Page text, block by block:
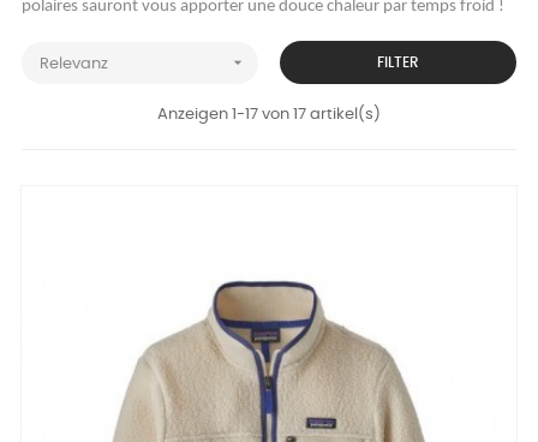
polaires sauront vous apporter une douce chaleur par temps froid !
Relevanz  FILTER
Anzeigen 1-17 von 17 artikel(s)